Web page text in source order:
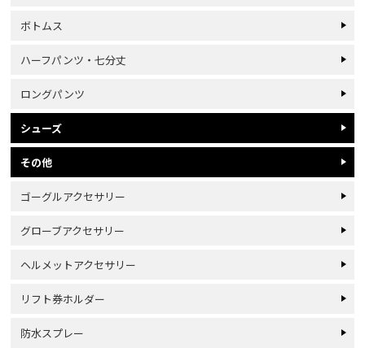
ボトムス
ハーフパンツ・七分丈
ロングパンツ
シューズ
その他
ゴーグルアクセサリー
グローブアクセサリー
ヘルメットアクセサリー
リフト券ホルダー
防水スプレー